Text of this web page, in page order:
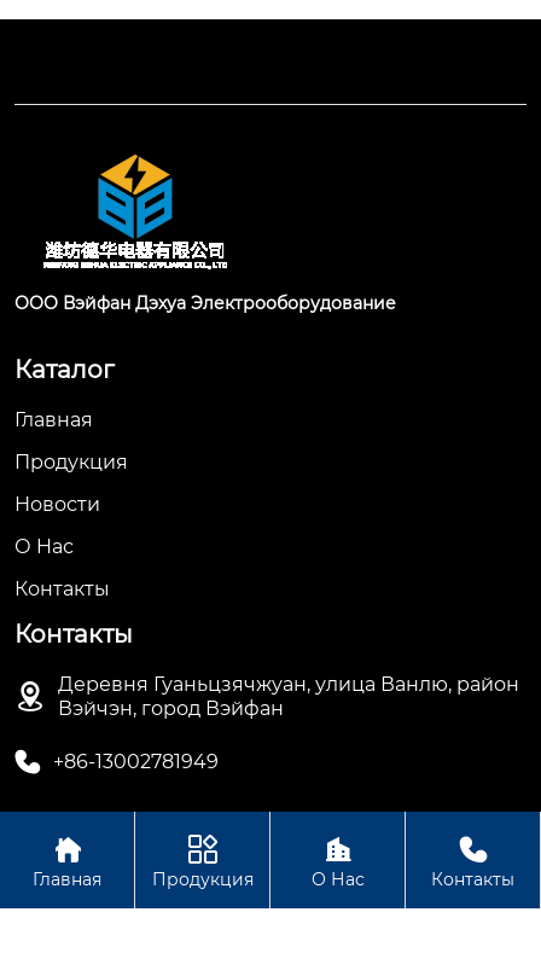
ООО Вэйфан Дэхуа Электрооборудование
Каталог
Главная
Продукция
Новости
О Hас
Контакты
Контакты

Деревня Гуаньцзячжуан, улица Ванлю, район
Вэйчэн, город Вэйфан
 +86-13002781949
Авторское право© ООО Вэйфан Дэхуа
Электрооборудование

Главная

Продукция

О Нас

Контакты